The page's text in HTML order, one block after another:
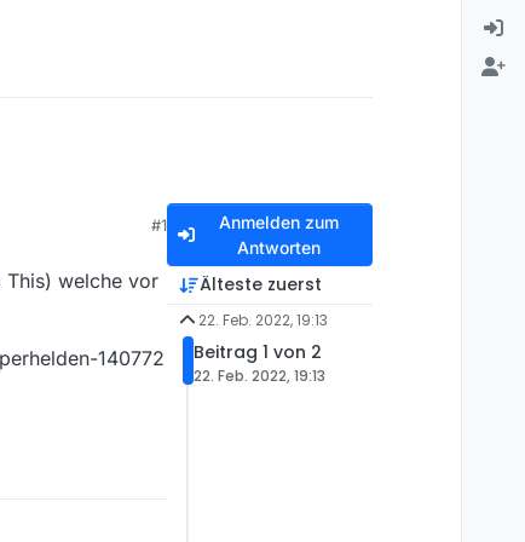
#1
This) welche vor
140772
Anmelden zum
Antworten
Älteste zuerst
22. Feb. 2022, 19:13
Beitrag 1 von 2
22. Feb. 2022, 19:13